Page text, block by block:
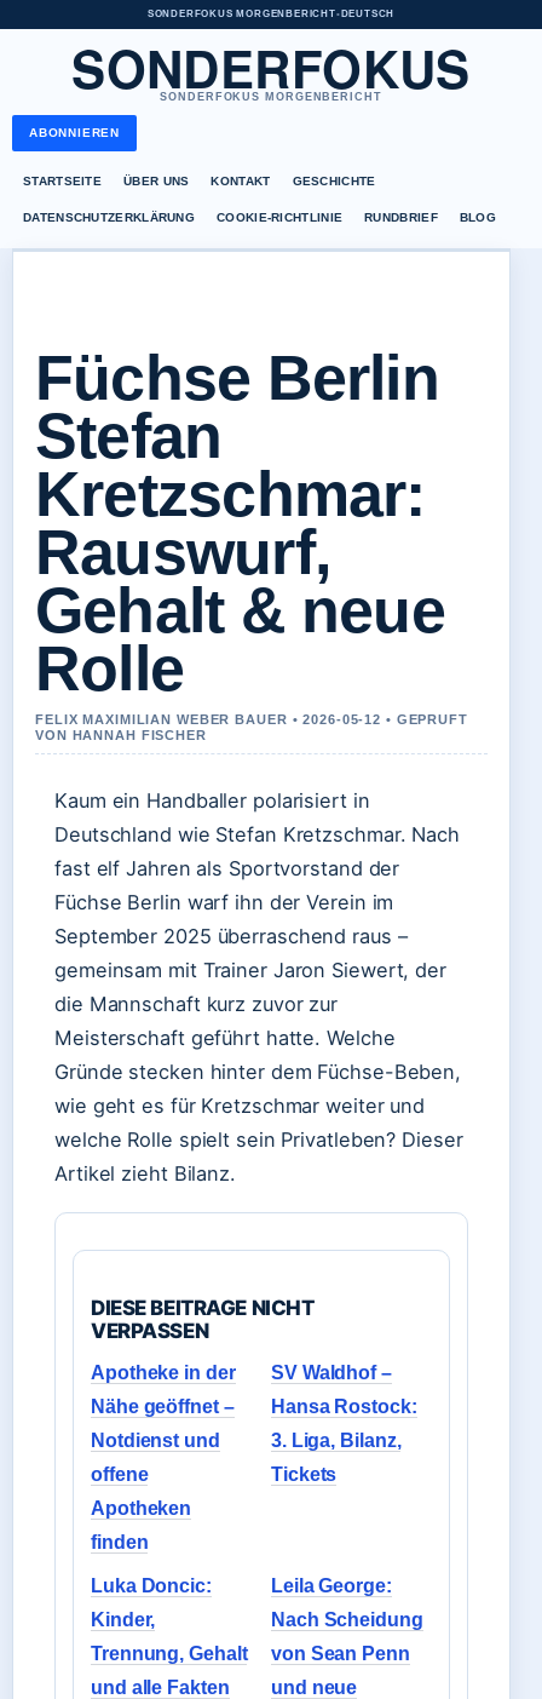
SONDERFOKUS MORGENBERICHT• DEUTSCH
SONDERFOKUS
SONDERFOKUS MORGENBERICHT
ABONNIEREN
STARTSEITE ÜBER UNS KONTAKT GESCHICHTE
DATENSCHUTZERKLÄRUNG COOKIE-RICHTLINIE RUNDBRIEF BLOG
Füchse Berlin
Stefan
Kretzschmar:
Rauswurf,
Gehalt & neue
Rolle
FELIX MAXIMILIAN WEBER BAUER • 2026-05-12 • GEPRUFT
VON HANNAH FISCHER
Kaum ein Handballer polarisiert in
Deutschland wie Stefan Kretzschmar. Nach
fast elf Jahren als Sportvorstand der
Füchse Berlin warf ihn der Verein im
September 2025 überraschend raus –
gemeinsam mit Trainer Jaron Siewert, der
die Mannschaft kurz zuvor zur
Meisterschaft geführt hatte. Welche
Gründe stecken hinter dem Füchse-Beben,
wie geht es für Kretzschmar weiter und
welche Rolle spielt sein Privatleben? Dieser
Artikel zieht Bilanz.
DIESE BEITRAGE NICHT
VERPASSEN
Apotheke in der
Nähe geöffnet –
Notdienst und
offene
Apotheken
finden
SV Waldhof –
Hansa Rostock:
3. Liga, Bilanz,
Tickets
Luka Doncic:
Kinder,
Trennung, Gehalt
und alle Fakten
Leila George:
Nach Scheidung
von Sean Penn
und neue